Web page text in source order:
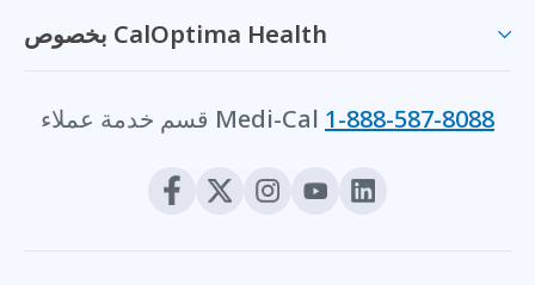
بخصوص CalOptima Health
قسم خدمة عملاء Medi-Cal 1-888-587-8088